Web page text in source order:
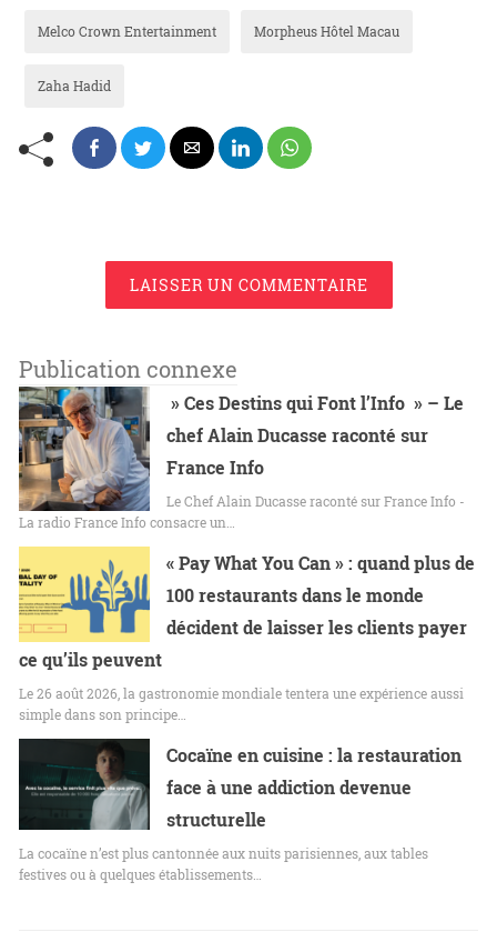
Melco Crown Entertainment Morpheus Hôtel Macau
Zaha Hadid
LAISSER UN COMMENTAIRE
Publication connexe
» Ces Destins qui Font l’Info » – Le
chef Alain Ducasse raconté sur
France Info
Le Chef Alain Ducasse raconté sur France Info -
La radio France Info consacre un…
« Pay What You Can » : quand plus de
100 restaurants dans le monde
décident de laisser les clients payer
ce qu’ils peuvent
Le 26 août 2026, la gastronomie mondiale tentera une expérience aussi
simple dans son principe…
Cocaïne en cuisine : la restauration
face à une addiction devenue
structurelle
La cocaïne n’est plus cantonnée aux nuits parisiennes, aux tables
festives ou à quelques établissements…